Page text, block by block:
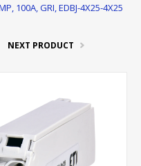
100A, GRI, EDBJ-4X25-4X25
NEXT PRODUCT